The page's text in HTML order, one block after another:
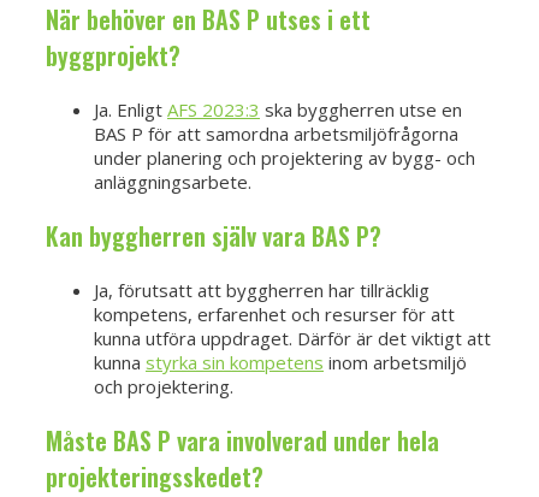
När behöver en BAS P utses i ett
byggprojekt?
Ja. Enligt AFS 2023:3 ska byggherren utse en
BAS P för att samordna arbetsmiljöfrågorna
under planering och projektering av bygg- och
anläggningsarbete.
Kan byggherren själv vara BAS P?
Ja, förutsatt att byggherren har tillräcklig
kompetens, erfarenhet och resurser för att
kunna utföra uppdraget. Därför är det viktigt att
kunna styrka sin kompetens inom arbetsmiljö
och projektering.
Måste BAS P vara involverad under hela
projekteringsskedet?